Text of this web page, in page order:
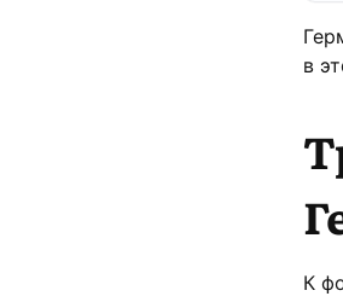
в
К